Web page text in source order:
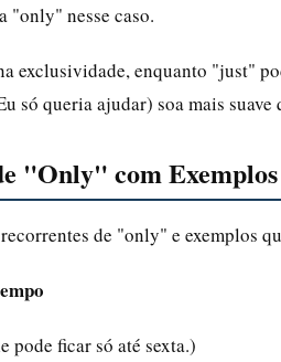
"only" nesse caso.
exclusividade, enquanto "just"
só queria ajudar) soa mais
"Only" com Exemplos
de "only" e exemplos
pode ficar só até sexta.)